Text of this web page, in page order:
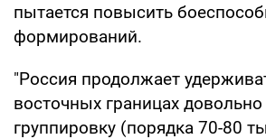
пытается повысить
формирований.
"Россия продолжает
восточных границах
группировку (порядка 70-80